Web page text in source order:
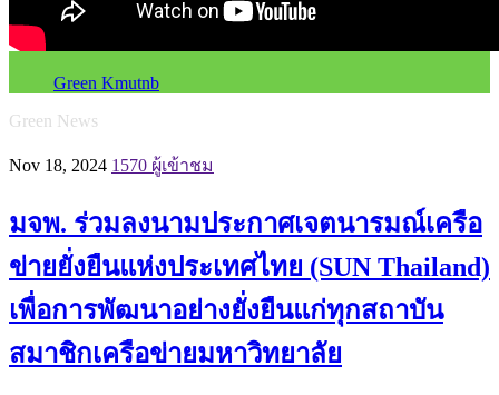
Green Kmutnb
Green News
Nov 18, 2024 1570 ผู้เข้าชม
มจพ. ร่วมลงนามประกาศเจตนารมณ์เครือ
ข่ายยั่งยืนแห่งประเทศไทย (SUN Thailand)
เพื่อการพัฒนาอย่างยั่งยืนแก่ทุกสถาบัน
สมาชิกเครือข่ายมหาวิทยาลัย